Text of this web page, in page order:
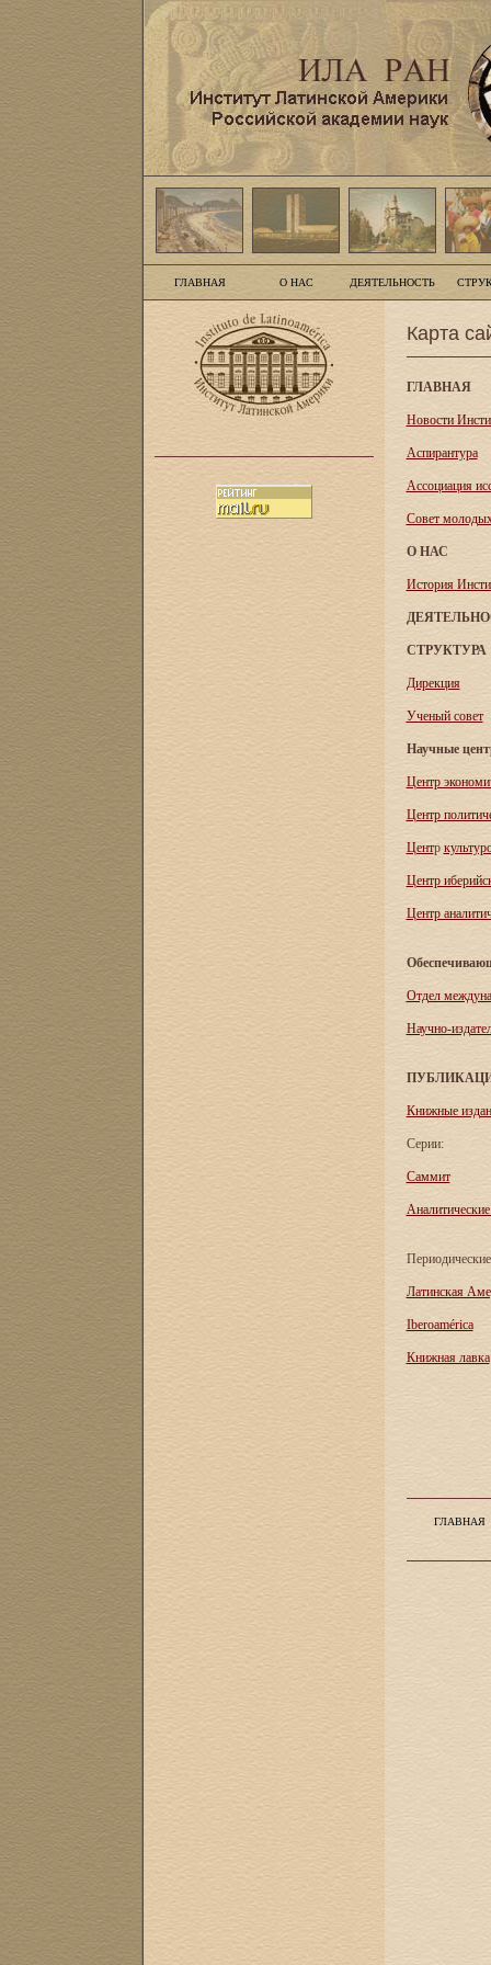
ГЛАВНАЯ О НАС ДЕЯТЕЛЬНОСТЬ
Карта
ГЛАВНАЯ
Новости
Аспирантура
Асcоциация
Совет
О НАС
История
СТРУКТУРА
Дирекция
Ученый совет
Научные
Центр
Центр
Центр
Центр
Центр
Отдел
Научно-
Книжные
Серии:
Саммит
Аналитические
Латинская
Iberoamérica
Книжная лавка
ГЛАВНАЯ